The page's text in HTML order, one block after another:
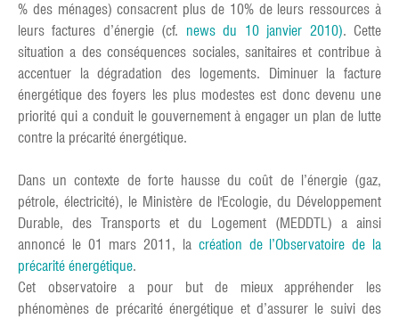
% des ménages) consacrent plus de 10% de leurs ressources à
leurs factures d’énergie (cf. news du 10 janvier 2010). Cette
situation a des conséquences sociales, sanitaires et contribue à
accentuer la dégradation des logements. Diminuer la facture
énergétique des foyers les plus modestes est donc devenu une
priorité qui a conduit le gouvernement à engager un plan de lutte
contre la précarité énergétique.
Dans un contexte de forte hausse du coût de l’énergie (gaz,
pétrole, électricité), le Ministère de l'Ecologie, du Développement
Durable, des Transports et du Logement (MEDDTL) a ainsi
annoncé le 01 mars 2011, la création de l’Observatoire de la
précarité énergétique.
Cet observatoire a pour but de mieux appréhender les
phénomènes de précarité énergétique et d’assurer le suivi des